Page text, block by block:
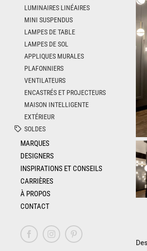
LUMINAIRES LINÉAIRES
MINI SUSPENDUS
LAMPES DE TABLE
LAMPES DE SOL
APPLIQUES MURALES
PLAFONNIERS
VENTILATEURS
ENCASTRÉS ET PROJECTEURS
MAISON INTELLIGENTE
EXTÉRIEUR
SOLDES
MARQUES
DESIGNERS
INSPIRATIONS ET CONSEILS
CARRIÈRES
À PROPOS
CONTACT
FacebookInstagramPinterest